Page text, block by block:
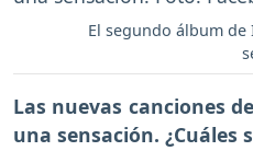
El segundo álbum
Las nuevas canciones
una sensación. ¿Cuáles